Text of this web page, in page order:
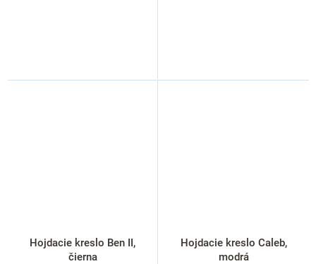
Hojdacie kreslo Ben II,
čierna
Hojdacie kreslo Caleb,
modrá